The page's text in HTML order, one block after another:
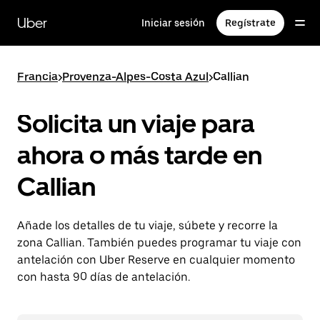
contenido
principal
Uber Iniciar sesión Regístrate
Francia>Provenza-Alpes-Costa Azul>Callian
Solicita un viaje para
ahora o más tarde en
Callian
Añade los detalles de tu viaje, súbete y recorre la
zona Callian. También puedes programar tu viaje con
antelación con Uber Reserve en cualquier momento
con hasta 90 días de antelación.